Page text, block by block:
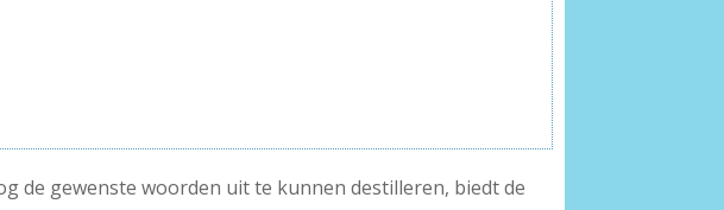
de gewenste woorden uit te kunnen destilleren, biedt de